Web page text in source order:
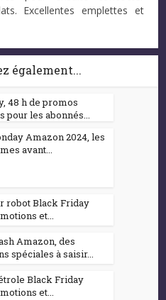
Excellentes emplettes et
également...
48 h de promos
pour les abonnés...
Amazon 2024, les
avant...
robot Black Friday
et...
Amazon, des
spéciales à saisir...
Black Friday
et...